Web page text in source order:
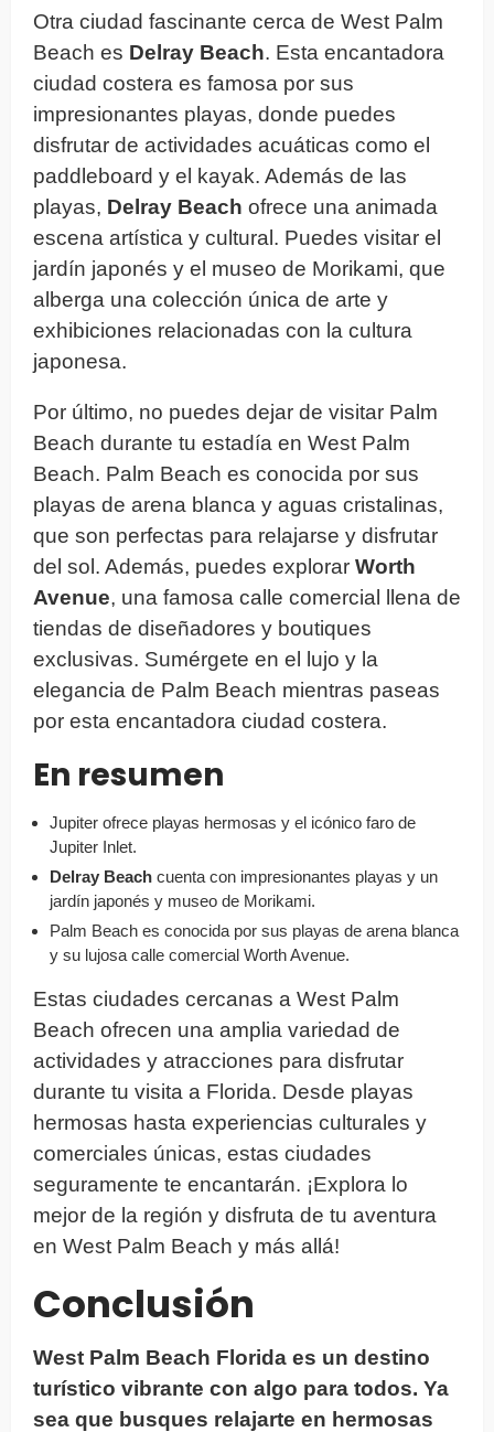
Otra ciudad fascinante cerca de West Palm
Beach es Delray Beach. Esta encantadora
ciudad costera es famosa por sus
impresionantes playas, donde puedes
disfrutar de actividades acuáticas como el
paddleboard y el kayak. Además de las
playas, Delray Beach ofrece una animada
escena artística y cultural. Puedes visitar el
jardín japonés y el museo de Morikami, que
alberga una colección única de arte y
exhibiciones relacionadas con la cultura
japonesa.
Por último, no puedes dejar de visitar Palm
Beach durante tu estadía en West Palm
Beach. Palm Beach es conocida por sus
playas de arena blanca y aguas cristalinas,
que son perfectas para relajarse y disfrutar
del sol. Además, puedes explorar Worth
Avenue, una famosa calle comercial llena de
tiendas de diseñadores y boutiques
exclusivas. Sumérgete en el lujo y la
elegancia de Palm Beach mientras paseas
por esta encantadora ciudad costera.
En resumen
Jupiter ofrece playas hermosas y el icónico faro de
Jupiter Inlet.
Delray Beach cuenta con impresionantes playas y un
jardín japonés y museo de Morikami.
Palm Beach es conocida por sus playas de arena blanca
y su lujosa calle comercial Worth Avenue.
Estas ciudades cercanas a West Palm
Beach ofrecen una amplia variedad de
actividades y atracciones para disfrutar
durante tu visita a Florida. Desde playas
hermosas hasta experiencias culturales y
comerciales únicas, estas ciudades
seguramente te encantarán. ¡Explora lo
mejor de la región y disfruta de tu aventura
en West Palm Beach y más allá!
Conclusión
West Palm Beach Florida es un destino
turístico vibrante con algo para todos. Ya
sea que busques relajarte en hermosas